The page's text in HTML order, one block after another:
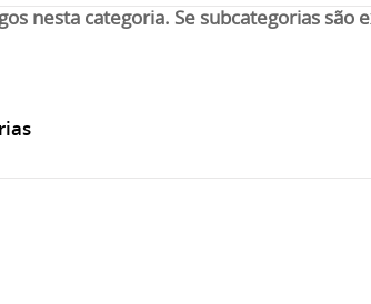
nesta categoria. Se subcategorias são